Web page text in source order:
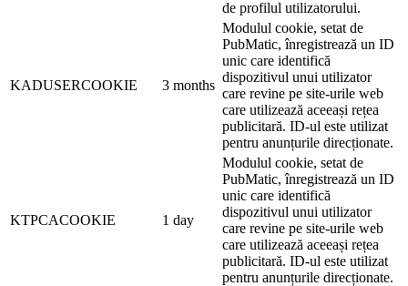
de profilul utilizatorului.
KADUSERCOOKIE 3 months
Modulul cookie, setat de
PubMatic, înregistrează un ID
unic care identifică
dispozitivul unui utilizator
care revine pe site-urile web
care utilizează aceeași rețea
publicitară. ID-ul este utilizat
pentru anunțurile direcționate.
KTPCACOOKIE 1 day
Modulul cookie, setat de
PubMatic, înregistrează un ID
unic care identifică
dispozitivul unui utilizator
care revine pe site-urile web
care utilizează aceeași rețea
publicitară. ID-ul este utilizat
pentru anunțurile direcționate.